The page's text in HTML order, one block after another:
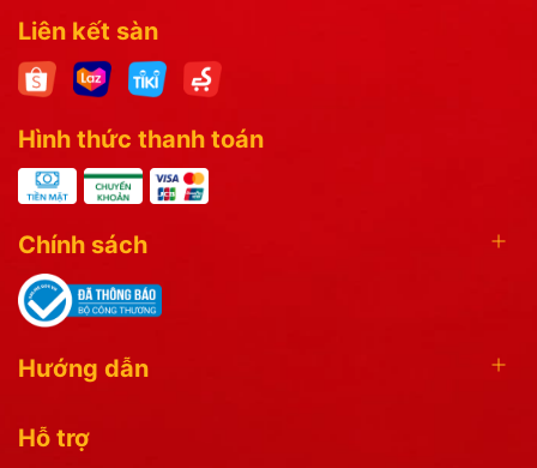
Liên kết sàn
Hình thức thanh toán
Chính sách
Hướng dẫn
Hỗ trợ